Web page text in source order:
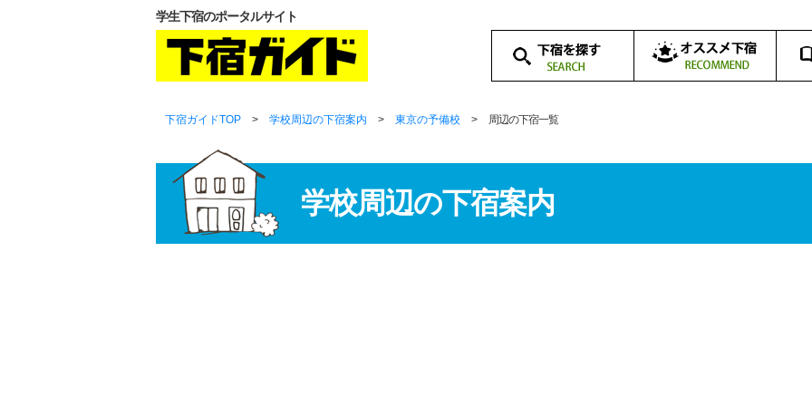
学生下宿のポータルサイト
下宿ガイドTOP > 学校周辺の下宿案内 > 東京の予備校 > 周辺の下宿一覧
学校周辺の下宿案内